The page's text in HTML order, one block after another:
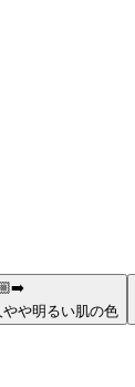
やや明るい肌の色